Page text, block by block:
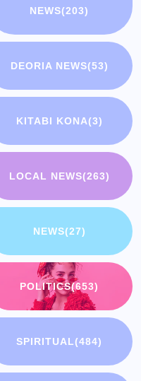
NEWS(203)
DEORIA NEWS(53)
KITABI KONA(3)
LOCAL NEWS(263)
NEWS(27)
POLITICS(653)
SPIRITUAL(484)